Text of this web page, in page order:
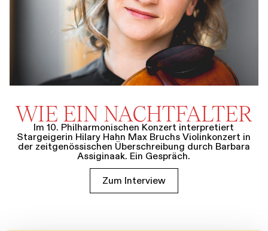
WIE EIN NACHTFALTER
Im 10. Philharmonischen Konzert interpretiert
Stargeigerin Hilary Hahn Max Bruchs Violinkonzert in
der zeitgenössischen Überschreibung durch Barbara
Assiginaak. Ein Gespräch.
Zum Interview